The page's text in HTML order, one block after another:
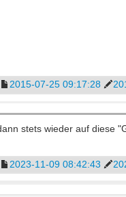
2015-07-25 09:17:28
stets wieder auf diese
2023-11-09 08:42:43